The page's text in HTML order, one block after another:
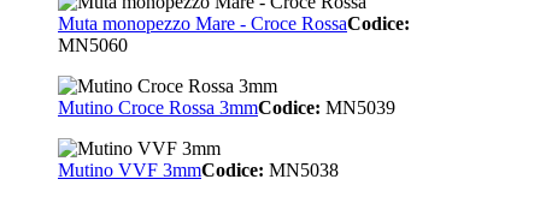
Muta monopezzo Mare - Croce RossaCodice:
MN5060
Mutino Croce Rossa 3mmCodice: MN5039
Mutino VVF 3mmCodice: MN5038